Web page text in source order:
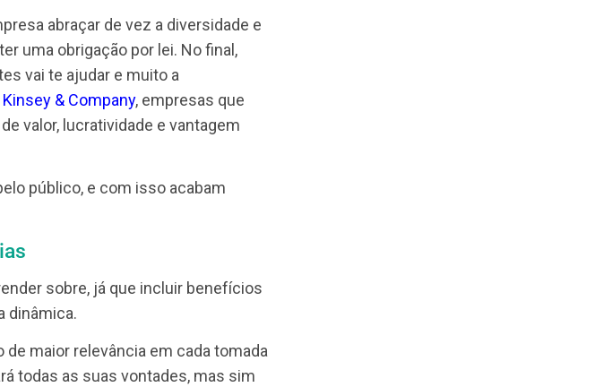
nas inúmeras vantagens que esse
mais atrativa, diversa, produtiva e em
a prática da
empresa abraçar de vez a diversidade e
ter uma obrigação por lei. No final,